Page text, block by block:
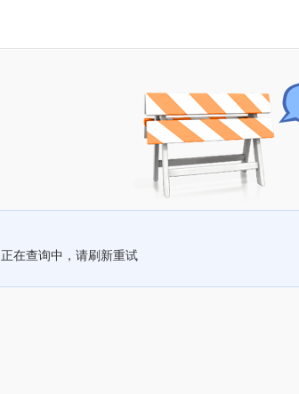
正在查询中，请刷新重试